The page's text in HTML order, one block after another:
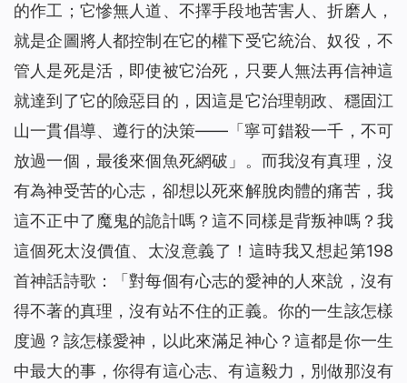
的作工；它慘無人道、不擇手段地苦害人、折磨人，
就是企圖將人都控制在它的權下受它統治、奴役，不
管人是死是活，即使被它治死，只要人無法再信神這
就達到了它的險惡目的，因這是它治理朝政、穩固江
山一貫倡導、遵行的決策——「寧可錯殺一千，不可
放過一個，最後來個魚死網破」。而我沒有真理，沒
有為神受苦的心志，卻想以死來解脫肉體的痛苦，我
這不正中了魔鬼的詭計嗎？這不同樣是背叛神嗎？我
這個死太沒價值、太沒意義了！這時我又想起第198
首神話詩歌：「對每個有心志的愛神的人來說，沒有
得不著的真理，沒有站不住的正義。你的一生該怎樣
度過？該怎樣愛神，以此來滿足神心？這都是你一生
中最大的事，你得有這心志、有這毅力，別做那沒有